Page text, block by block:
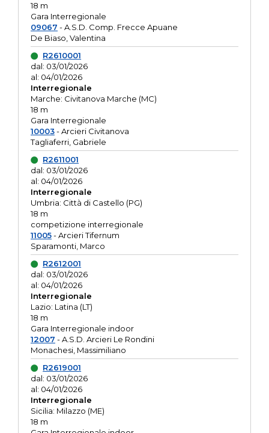
18 m
Gara Interregionale
09067 - A.S.D. Comp. Frecce Apuane
De Biaso, Valentina
R2610001
dal: 03/01/2026
al: 04/01/2026
Interregionale
Marche: Civitanova Marche (MC)
18 m
Gara Interregionale
10003- Arcieri Civitanova
Tagliaferri, Gabriele
R2611001
dal: 03/01/2026
al: 04/01/2026
Interregionale
Umbria: Città di Castello (PG)
18 m
competizione interregionale
11005- Arcieri Tifernum
Sparamonti, Marco
R2612001
dal: 03/01/2026
al: 04/01/2026
Interregionale
Lazio: Latina (LT)
18 m
Gara Interregionale indoor
12007 - A.S.D. Arcieri Le Rondini
Monachesi, Massimiliano
R2619001
dal: 03/01/2026
al: 04/01/2026
Interregionale
Sicilia: Milazzo (ME)
18 m